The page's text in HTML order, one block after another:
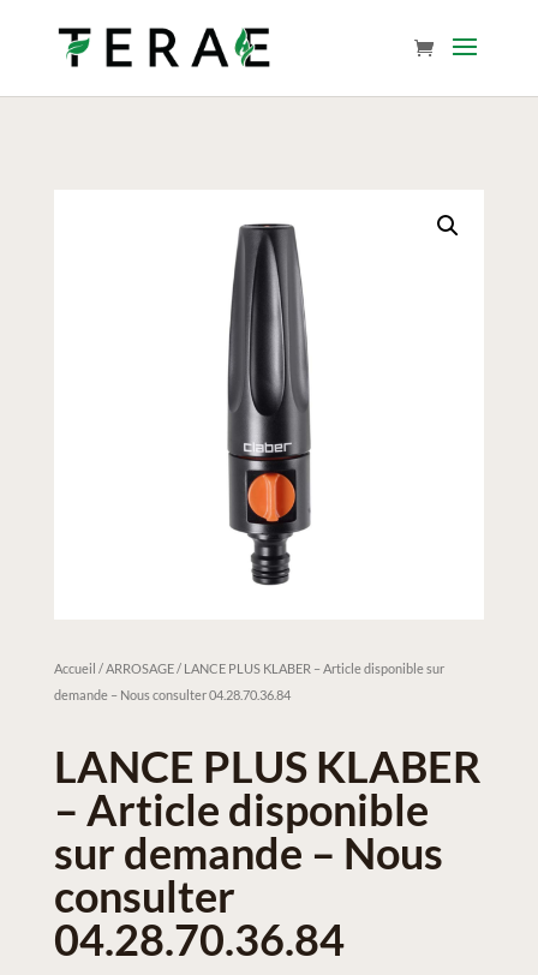
Accueil /ARROSAGE/ LANCE PLUS KLABER – Article disponible sur
demande – Nous consulter 04.28.70.36.84
LANCE PLUS KLABER
– Article disponible
sur demande – Nous
consulter
04.28.70.36.84